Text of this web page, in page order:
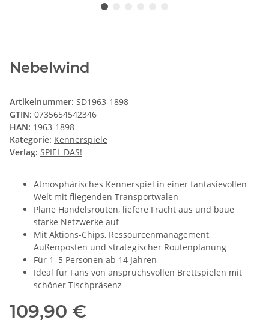
Nebelwind
Artikelnummer: SD1963-1898
GTIN: 0735654542346
HAN: 1963-1898
Kategorie: Kennerspiele
Verlag: SPIEL DAS!
Atmosphärisches Kennerspiel in einer fantasievollen
Welt mit fliegenden Transportwalen
Plane Handelsrouten, liefere Fracht aus und baue
starke Netzwerke auf
Mit Aktions-Chips, Ressourcenmanagement,
Außenposten und strategischer Routenplanung
Für 1–5 Personen ab 14 Jahren
Ideal für Fans von anspruchsvollen Brettspielen mit
schöner Tischpräsenz
109,90 €